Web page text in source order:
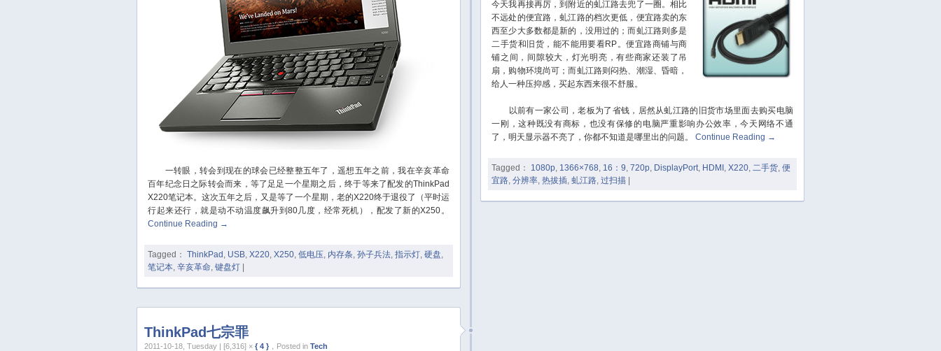
一转眼，转会到现在的球会已经整整五年了，遥想五年之前，我在辛亥革命
百年纪念日之际转会而来，等了足足一个星期之后，终于等来了配发的ThinkPad
X220笔记本。这次五年之后，又是等了一个星期，老的X220终于退役了（平时运
行起来还行，就是动不动温度飙升到80几度，经常死机），配发了新的X250。
Continue Reading →
Tagged： ThinkPad USB X220 X250 低电压 内存条 孙子兵法 指示灯 硬盘
笔记本 辛亥革命 键盘灯 |
今天我再接再厉，到附近的虬江路去兜了一圈。相比
不远处的便宜路，虬江路的档次更低，便宜路卖的东
西至少大多数都是新的，没用过的；而虬江路则多是
二手货和旧货，能不能用要看RP。便宜路商铺与商
铺之间，间隙较大，灯光明亮，有些商家还装了吊
扇，购物环境尚可；而虬江路则闷热、潮湿、昏暗，
给人一种压抑感，买起东西来很不舒服。
以前有一家公司，老板为了省钱，居然从虬江路的旧货市场里面去购买电脑
一刚，这种既没有商标，也没有保修的电脑严重影响办公效率，今天网络不通
了，明天显示器不亮了，你都不知道是哪里出的问题。
Continue Reading →
Tagged： 1080p, 1366×768, 16：9, 720p, DisplayPort, HDMI, X220, 二手货, 便
宜路, 分辨率, 热拔插, 虬江路, 过扫描 |
ThinkPad七宗罪
2011-10-18, Tuesday | [6,316] × { 4 } ，Posted in Tech